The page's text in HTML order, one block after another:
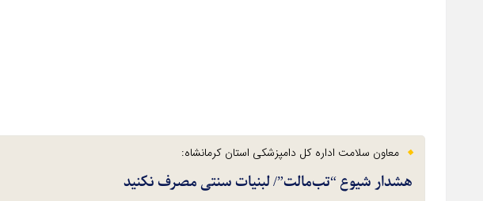
معاون سلامت اداره کل دامپزشکی استان کرمانشاه:
هشدار شیوع “تب‌مالت”/ لبنیات سنتی مصرف نکنید